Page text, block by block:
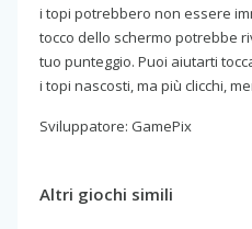
i topi potrebbero non essere
tocco dello schermo potrebbe
tuo punteggio. Puoi aiutarti
i topi nascosti, ma più clicchi,
Sviluppatore: GamePix
Altri giochi simili